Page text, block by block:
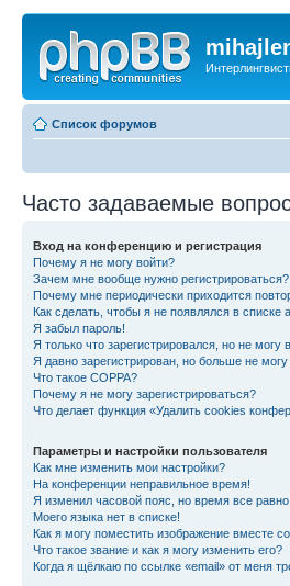
Список форумов
Часто задаваемые
Вход на конференцию и регистрация
Почему я не могу войти?
Зачем мне вообще нужно регистрироваться?
Почему мне периодически приходится
Как сделать, чтобы я не появлялся в списке
Я забыл пароль!
Я только что зарегистрировался, но не могу
Я давно зарегистрирован, но больше не могу
Что такое COPPA?
Почему я не могу зарегистрироваться?
Что делает функция «Удалить cookies
Параметры и настройки пользователя
Как мне изменить мои настройки?
На конференции неправильное время!
Я изменил часовой пояс, но время все
Моего языка нет в списке!
Как я могу поместить изображение вместе
Что такое звание и как я могу изменить его?
Когда я щёлкаю по ссылке «email» от меня